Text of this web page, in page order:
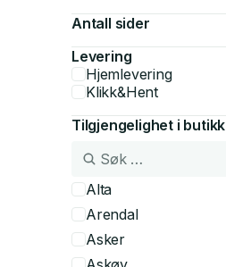
Antall sider
Levering
Hjemlevering
Klikk&Hent
Tilgjengelighet i butikk
Alta
Arendal
Asker